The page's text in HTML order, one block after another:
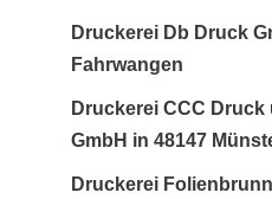
Druckerei Db Druck
Fahrwangen
Druckerei CCC Druck
GmbH in 48147
Druckerei